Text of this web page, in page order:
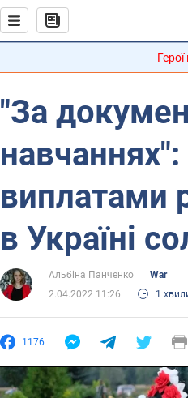
Герої
"За
навчаннях":
виплатами
в Україні
Альбіна Панченко
War
2.04.2022 11:26
1
1176